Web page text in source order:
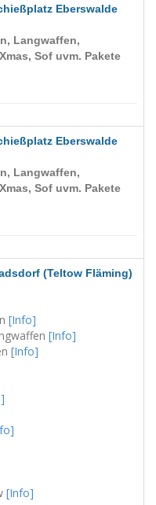
Eberswalde
Langwaffen,
Sof uvm. Pakete
Eberswalde
Langwaffen,
Sof uvm. Pakete
(Teltow Fläming)
[Info]
[Info]
[Info]
[Info]